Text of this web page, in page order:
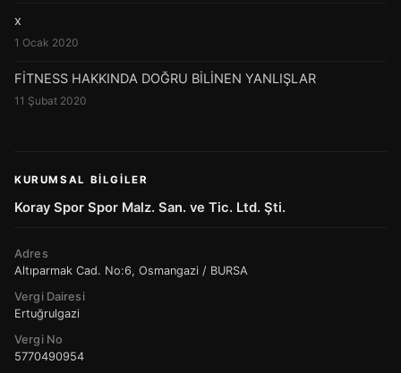
x
1 Ocak 2020
FİTNESS HAKKINDA DOĞRU BİLİNEN YANLIŞLAR
11 Şubat 2020
KURUMSAL BILGILER
Koray Spor Spor Malz. San. ve Tic. Ltd. Şti.
Adres
Altıparmak Cad. No:6, Osmangazi / BURSA
Vergi Dairesi
Ertuğrulgazi
Vergi No
5770490954